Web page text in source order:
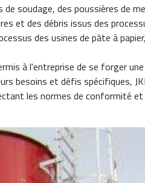
soudage, des poussières de
et des débris issus des
des usines de pâte à
à l'entreprise de se forger
besoins et défis spécifiques,
les normes de conformité